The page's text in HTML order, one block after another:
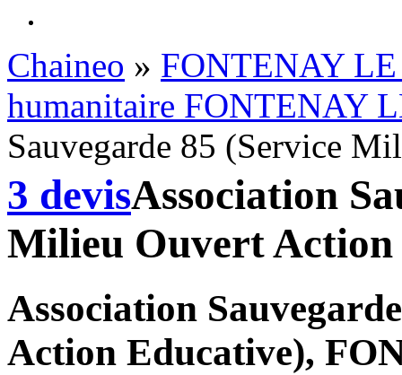
Chaineo » FONTENAY
humanitaire FONTENAY
Sauvegarde 85 (Service
3 devisAssociation
Milieu Ouvert Action
Association
Action Educative),